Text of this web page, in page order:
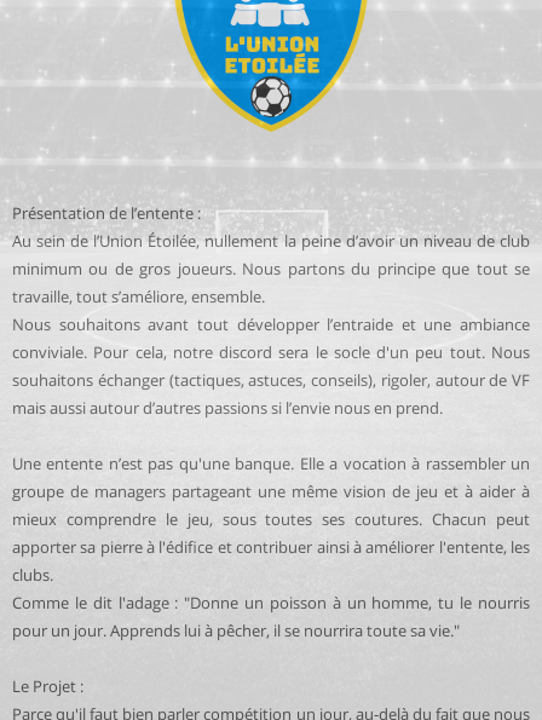
Présentation de l’entente :
Au sein de l’Union Étoilée, nullement la peine d’avoir un niveau de club
minimum ou de gros joueurs. Nous partons du principe que tout se
travaille, tout s’améliore, ensemble.
Nous souhaitons avant tout développer l’entraide et une ambiance
conviviale. Pour cela, notre discord sera le socle d'un peu tout. Nous
souhaitons échanger (tactiques, astuces, conseils), rigoler, autour de VF
mais aussi autour d’autres passions si l’envie nous en prend.
Une entente n’est pas qu'une banque. Elle a vocation à rassembler un
groupe de managers partageant une même vision de jeu et à aider à
mieux comprendre le jeu, sous toutes ses coutures. Chacun peut
apporter sa pierre à l'édifice et contribuer ainsi à améliorer l'entente, les
clubs.
Comme le dit l'adage : "Donne un poisson à un homme, tu le nourris
pour un jour. Apprends lui à pêcher, il se nourrira toute sa vie."
Le Projet :
Parce qu'il faut bien parler compétition un jour, au-delà du fait que nous